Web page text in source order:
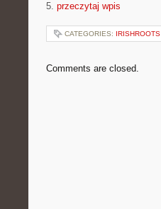
5. przeczytaj wpis
CATEGORIES: IRISHROOTS
Comments are closed.